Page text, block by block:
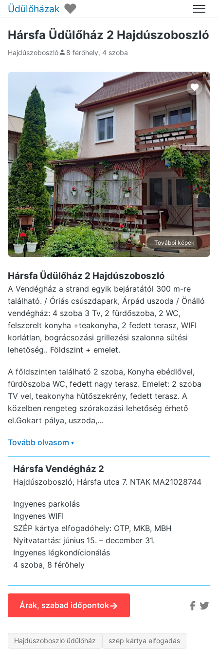
Üdülőházak ♥ Menü
Hársfa Üdülőház 2 Hajdúszoboszló
Hajdúszoboszló 8 férőhely, 4 szoba
További képek
Hársfa Üdülőház 2 Hajdúszoboszló
A Vendégház a strand egyik bejáratától 300 m-re
található. / Óriás csúszdapark, Árpád uszoda / Önálló
vendégház: 4 szoba 3 Tv, 2 fürdőszoba, 2 WC,
felszerelt konyha +teakonyha, 2 fedett terasz, WIFI
korlátlan, bográcsozási grillezési szalonna sütési
lehetőség.. Földszint + emelet.
A főldszinten található 2 szoba, Konyha ebédlővel,
fürdőszoba WC, fedett nagy terasz. Emelet: 2 szoba
TV vel, teakonyha hütőszekrény, fedett terasz. A
közelben rengeteg szórakozási lehetőség érhető
el.Gokart pálya, uszoda,...
Tovább olvasom ▾
Hársfa Vendégház 2
Hajdúszoboszló, Hársfa utca 7. NTAK MA21028744
Ingyenes parkolás
Ingyenes WIFI
SZÉP kártya elfogadóhely: OTP, MKB, MBH
Nyitvatartás: június 15. – december 31.
Ingyenes légkondícionálás
4 szoba, 8 férőhely
Árak, szabad időpontok→
Hajdúszoboszló üdülőház szép kártya elfogadás